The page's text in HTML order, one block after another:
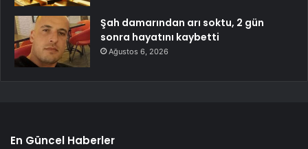
Şah damarından arı soktu, 2 gün
sonra hayatını kaybetti
Ağustos 6, 2026
En Güncel Haberler